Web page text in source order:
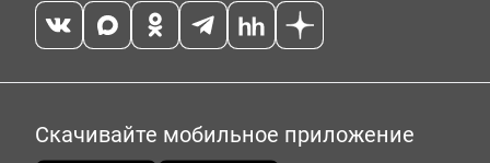
Скачивайте мобильное приложение